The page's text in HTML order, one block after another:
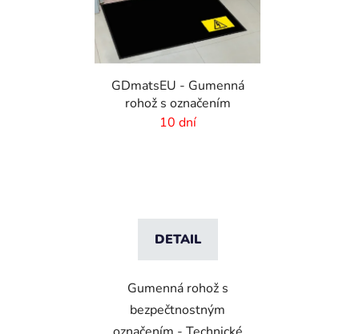
GDmatsEU - Gumenná
rohož s označením
10 dní
DETAIL
Gumenná rohož s
bezpečtnostným